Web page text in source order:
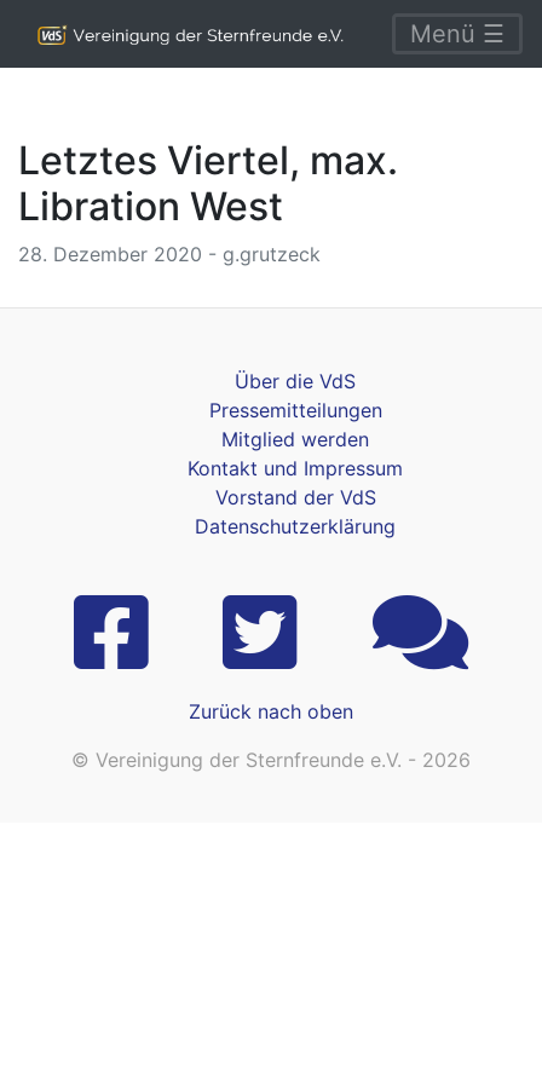
Menü ☰
Letztes Viertel, max.
Libration West
28. Dezember 2020 - g.grutzeck
Über die VdS
Pressemitteilungen
Mitglied werden
Kontakt und Impressum
Vorstand der VdS
Datenschutzerklärung
Zurück nach oben
© Vereinigung der Sternfreunde e.V. - 2026